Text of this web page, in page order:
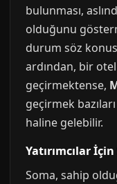
bulunması,
olduğunu
durum söz
ardından, bir otel
geçirmektense,
geçirmek
haline gelebilir.
Yatırımcılar
Soma, sahip